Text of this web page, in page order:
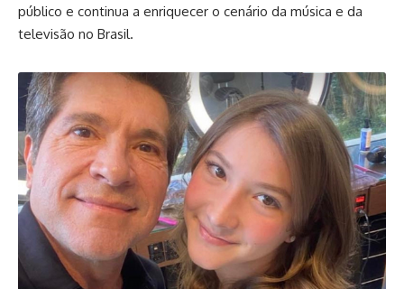
público e continua a enriquecer o cenário da música e da
televisão no Brasil.